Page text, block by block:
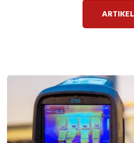
leggen we alles uit over